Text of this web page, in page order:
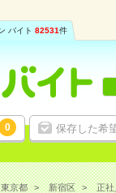
バイト 82531件
0 保存した希
東京都 新宿区 正社